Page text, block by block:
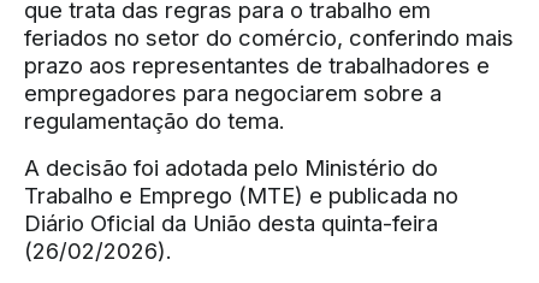
que trata das regras para o trabalho em
feriados no setor do comércio, conferindo mais
prazo aos representantes de trabalhadores e
empregadores para negociarem sobre a
regulamentação do tema.
A decisão foi adotada pelo Ministério do
Trabalho e Emprego (MTE) e publicada no
Diário Oficial da União desta quinta-feira
(26/02/2026).